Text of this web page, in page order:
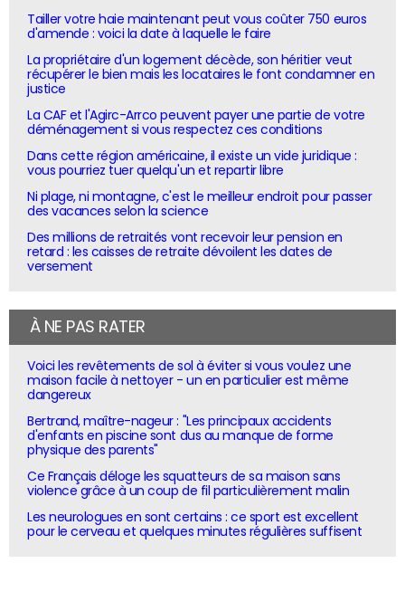
Tailler votre haie maintenant peut vous coûter 750 euros
d'amende : voici la date à laquelle le faire
La propriétaire d'un logement décède, son héritier veut
récupérer le bien mais les locataires le font condamner en
justice
La CAF et l'Agirc-Arrco peuvent payer une partie de votre
déménagement si vous respectez ces conditions
Dans cette région américaine, il existe un vide juridique :
vous pourriez tuer quelqu'un et repartir libre
Ni plage, ni montagne, c'est le meilleur endroit pour passer
des vacances selon la science
Des millions de retraités vont recevoir leur pension en
retard : les caisses de retraite dévoilent les dates de
versement
À NE PAS RATER
Voici les revêtements de sol à éviter si vous voulez une
maison facile à nettoyer - un en particulier est même
dangereux
Bertrand, maître-nageur : "Les principaux accidents
d'enfants en piscine sont dus au manque de forme
physique des parents"
Ce Français déloge les squatteurs de sa maison sans
violence grâce à un coup de fil particulièrement malin
Les neurologues en sont certains : ce sport est excellent
pour le cerveau et quelques minutes régulières suffisent